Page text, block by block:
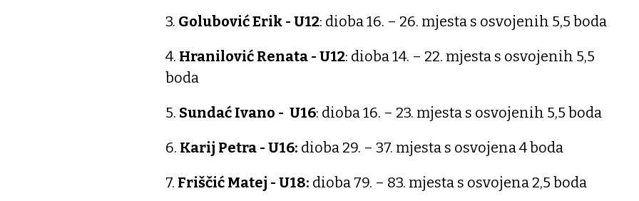
3. Golubović Erik - U12: dioba 16. – 26. mjesta s osvojenih 5,5 boda
4. Hranilović Renata - U12: dioba 14. – 22. mjesta s osvojenih 5,5
boda
5. Sundać Ivano - U16: dioba 16. – 23. mjesta s osvojenih 5,5 boda
6. Karij Petra - U16: dioba 29. – 37. mjesta s osvojena 4 boda
7. Friščić Matej - U18: dioba 79. – 83. mjesta s osvojena 2,5 boda